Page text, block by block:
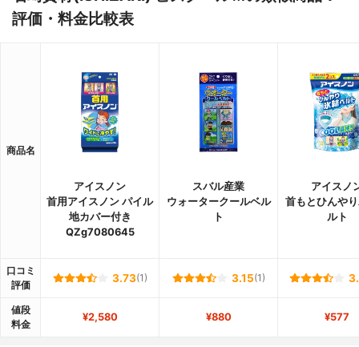
評価・料金比較表
商品名
アイスノン
首用アイスノン パイル
地カバー付き
QZg7080645
スバル産業
ウォータークールベル
ト
アイスノ
首もとひんや
ルト
口コミ
評価
3.73(1) 3.15(1)
値段
料金
¥2,580 ¥880 ¥577